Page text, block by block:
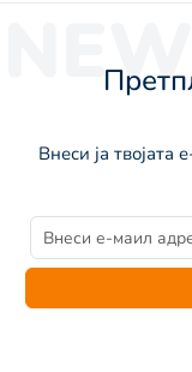
Внеси ја твојата